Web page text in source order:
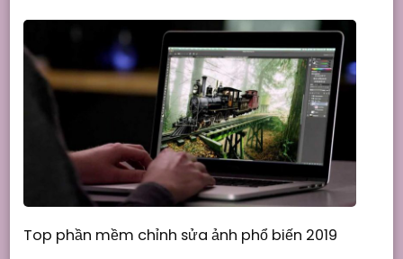
Top phần mềm chỉnh sửa ảnh phổ biến 2019